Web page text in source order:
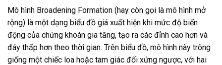
Mô hình Broadening Formation (hay còn gọi là mô hình mở
rộng) là một dạng biểu đồ giá xuất hiện khi mức độ biến
động của chứng khoán gia tăng, tạo ra các đỉnh cao hơn và
đáy thấp hơn theo thời gian. Trên biểu đồ, mô hình này trông
giống một chiếc loa hoặc tam giác đối xứng ngược, với hai